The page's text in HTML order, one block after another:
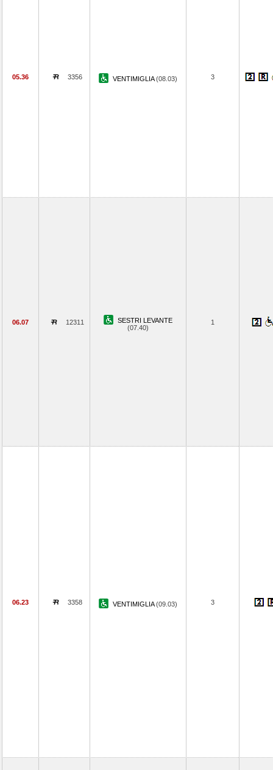
05.36 3356 VENTIMIGLIA(08.03) 3
06.07 12311
SESTRI LEVANTE
(07.40)
1
06.23 3358 VENTIMIGLIA(09.03) 3